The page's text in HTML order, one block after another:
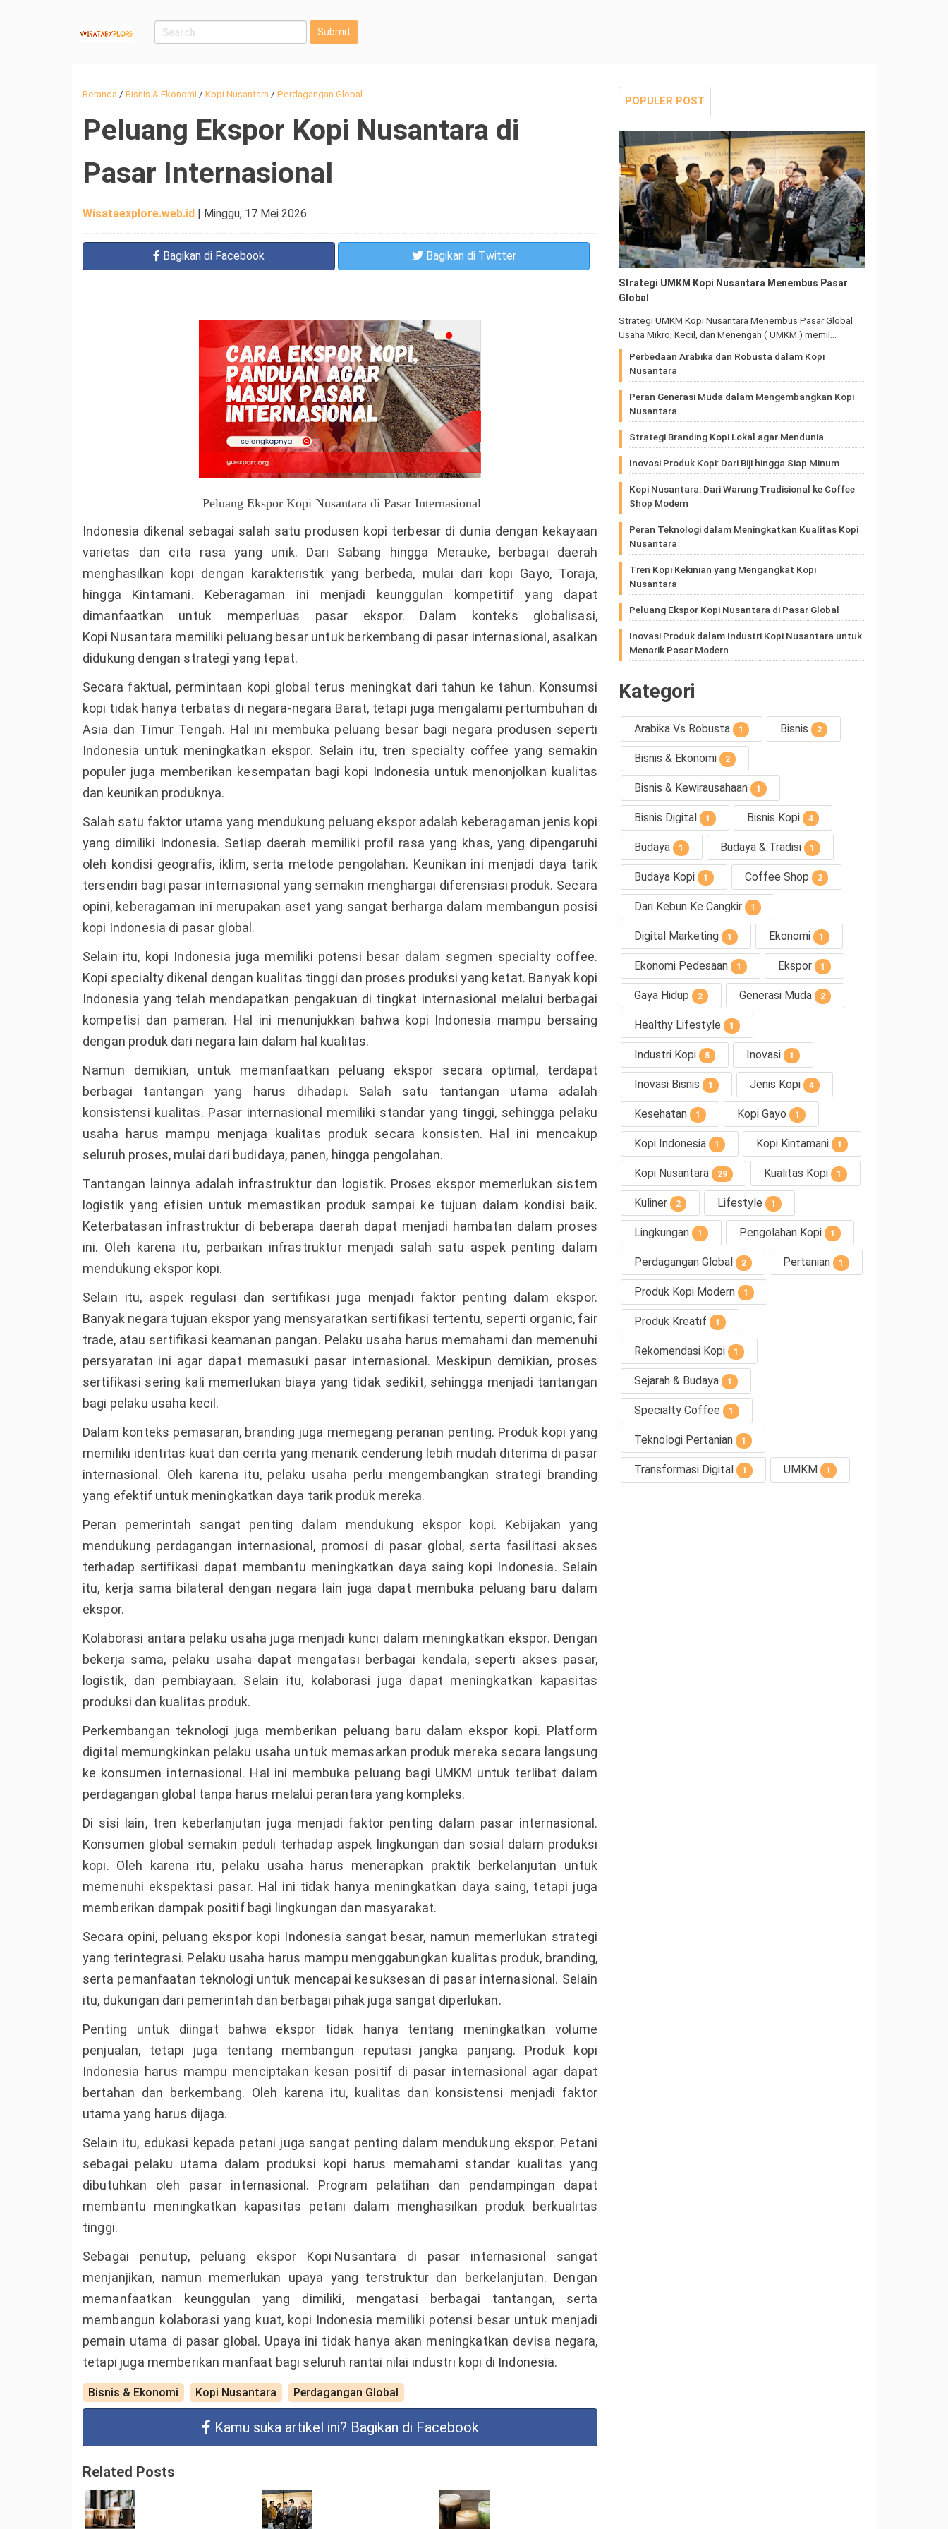
Submit
Beranda / Bisnis & Ekonomi / Kopi Nusantara / Perdagangan Global
Peluang Ekspor Kopi Nusantara di
Pasar Internasional
Wisataexplore.web.id | Minggu, 17 Mei 2026
Bagikan di Facebook Bagikan di Twitter
Peluang Ekspor Kopi Nusantara di Pasar Internasional
Indonesia dikenal sebagai salah satu produsen kopi terbesar di dunia dengan kekayaan
varietas dan cita rasa yang unik. Dari Sabang hingga Merauke, berbagai daerah
menghasilkan kopi dengan karakteristik yang berbeda, mulai dari kopi Gayo, Toraja,
hingga Kintamani. Keberagaman ini menjadi keunggulan kompetitif yang dapat
dimanfaatkan untuk memperluas pasar ekspor. Dalam konteks globalisasi,
Kopi Nusantara memiliki peluang besar untuk berkembang di pasar internasional, asalkan
didukung dengan strategi yang tepat.
Secara faktual, permintaan kopi global terus meningkat dari tahun ke tahun. Konsumsi
kopi tidak hanya terbatas di negara-negara Barat, tetapi juga mengalami pertumbuhan di
Asia dan Timur Tengah. Hal ini membuka peluang besar bagi negara produsen seperti
Indonesia untuk meningkatkan ekspor. Selain itu, tren specialty coffee yang semakin
populer juga memberikan kesempatan bagi kopi Indonesia untuk menonjolkan kualitas
dan keunikan produknya.
Salah satu faktor utama yang mendukung peluang ekspor adalah keberagaman jenis kopi
yang dimiliki Indonesia. Setiap daerah memiliki profil rasa yang khas, yang dipengaruhi
oleh kondisi geografis, iklim, serta metode pengolahan. Keunikan ini menjadi daya tarik
tersendiri bagi pasar internasional yang semakin menghargai diferensiasi produk. Secara
opini, keberagaman ini merupakan aset yang sangat berharga dalam membangun posisi
kopi Indonesia di pasar global.
Selain itu, kopi Indonesia juga memiliki potensi besar dalam segmen specialty coffee.
Kopi specialty dikenal dengan kualitas tinggi dan proses produksi yang ketat. Banyak kopi
Indonesia yang telah mendapatkan pengakuan di tingkat internasional melalui berbagai
kompetisi dan pameran. Hal ini menunjukkan bahwa kopi Indonesia mampu bersaing
dengan produk dari negara lain dalam hal kualitas.
Namun demikian, untuk memanfaatkan peluang ekspor secara optimal, terdapat
berbagai tantangan yang harus dihadapi. Salah satu tantangan utama adalah
konsistensi kualitas. Pasar internasional memiliki standar yang tinggi, sehingga pelaku
usaha harus mampu menjaga kualitas produk secara konsisten. Hal ini mencakup
seluruh proses, mulai dari budidaya, panen, hingga pengolahan.
Tantangan lainnya adalah infrastruktur dan logistik. Proses ekspor memerlukan sistem
logistik yang efisien untuk memastikan produk sampai ke tujuan dalam kondisi baik.
Keterbatasan infrastruktur di beberapa daerah dapat menjadi hambatan dalam proses
ini. Oleh karena itu, perbaikan infrastruktur menjadi salah satu aspek penting dalam
mendukung ekspor kopi.
Selain itu, aspek regulasi dan sertifikasi juga menjadi faktor penting dalam ekspor.
Banyak negara tujuan ekspor yang mensyaratkan sertifikasi tertentu, seperti organic, fair
trade, atau sertifikasi keamanan pangan. Pelaku usaha harus memahami dan memenuhi
persyaratan ini agar dapat memasuki pasar internasional. Meskipun demikian, proses
sertifikasi sering kali memerlukan biaya yang tidak sedikit, sehingga menjadi tantangan
bagi pelaku usaha kecil.
Dalam konteks pemasaran, branding juga memegang peranan penting. Produk kopi yang
memiliki identitas kuat dan cerita yang menarik cenderung lebih mudah diterima di pasar
internasional. Oleh karena itu, pelaku usaha perlu mengembangkan strategi branding
yang efektif untuk meningkatkan daya tarik produk mereka.
Peran pemerintah sangat penting dalam mendukung ekspor kopi. Kebijakan yang
mendukung perdagangan internasional, promosi di pasar global, serta fasilitasi akses
terhadap sertifikasi dapat membantu meningkatkan daya saing kopi Indonesia. Selain
itu, kerja sama bilateral dengan negara lain juga dapat membuka peluang baru dalam
ekspor.
Kolaborasi antara pelaku usaha juga menjadi kunci dalam meningkatkan ekspor. Dengan
bekerja sama, pelaku usaha dapat mengatasi berbagai kendala, seperti akses pasar,
logistik, dan pembiayaan. Selain itu, kolaborasi juga dapat meningkatkan kapasitas
produksi dan kualitas produk.
Perkembangan teknologi juga memberikan peluang baru dalam ekspor kopi. Platform
digital memungkinkan pelaku usaha untuk memasarkan produk mereka secara langsung
ke konsumen internasional. Hal ini membuka peluang bagi UMKM untuk terlibat dalam
perdagangan global tanpa harus melalui perantara yang kompleks.
Di sisi lain, tren keberlanjutan juga menjadi faktor penting dalam pasar internasional.
Konsumen global semakin peduli terhadap aspek lingkungan dan sosial dalam produksi
kopi. Oleh karena itu, pelaku usaha harus menerapkan praktik berkelanjutan untuk
memenuhi ekspektasi pasar. Hal ini tidak hanya meningkatkan daya saing, tetapi juga
memberikan dampak positif bagi lingkungan dan masyarakat.
Secara opini, peluang ekspor kopi Indonesia sangat besar, namun memerlukan strategi
yang terintegrasi. Pelaku usaha harus mampu menggabungkan kualitas produk, branding,
serta pemanfaatan teknologi untuk mencapai kesuksesan di pasar internasional. Selain
itu, dukungan dari pemerintah dan berbagai pihak juga sangat diperlukan.
Penting untuk diingat bahwa ekspor tidak hanya tentang meningkatkan volume
penjualan, tetapi juga tentang membangun reputasi jangka panjang. Produk kopi
Indonesia harus mampu menciptakan kesan positif di pasar internasional agar dapat
bertahan dan berkembang. Oleh karena itu, kualitas dan konsistensi menjadi faktor
utama yang harus dijaga.
Selain itu, edukasi kepada petani juga sangat penting dalam mendukung ekspor. Petani
sebagai pelaku utama dalam produksi kopi harus memahami standar kualitas yang
dibutuhkan oleh pasar internasional. Program pelatihan dan pendampingan dapat
membantu meningkatkan kapasitas petani dalam menghasilkan produk berkualitas
tinggi.
Sebagai penutup, peluang ekspor Kopi Nusantara di pasar internasional sangat
menjanjikan, namun memerlukan upaya yang terstruktur dan berkelanjutan. Dengan
memanfaatkan keunggulan yang dimiliki, mengatasi berbagai tantangan, serta
membangun kolaborasi yang kuat, kopi Indonesia memiliki potensi besar untuk menjadi
pemain utama di pasar global. Upaya ini tidak hanya akan meningkatkan devisa negara,
tetapi juga memberikan manfaat bagi seluruh rantai nilai industri kopi di Indonesia.
Bisnis & Ekonomi Kopi Nusantara Perdagangan Global
Kamu suka artikel ini? Bagikan di Facebook
Related Posts
POPULER POST
Strategi UMKM Kopi Nusantara Menembus Pasar
Global
Strategi UMKM Kopi Nusantara Menembus Pasar Global
Usaha Mikro, Kecil, dan Menengah ( UMKM ) memil…
Perbedaan Arabika dan Robusta dalam Kopi
Nusantara
Peran Generasi Muda dalam Mengembangkan Kopi
Nusantara
Strategi Branding Kopi Lokal agar Mendunia
Inovasi Produk Kopi: Dari Biji hingga Siap Minum
Kopi Nusantara: Dari Warung Tradisional ke Coffee
Shop Modern
Peran Teknologi dalam Meningkatkan Kualitas Kopi
Nusantara
Tren Kopi Kekinian yang Mengangkat Kopi
Nusantara
Peluang Ekspor Kopi Nusantara di Pasar Global
Inovasi Produk dalam Industri Kopi Nusantara untuk
Menarik Pasar Modern
Kategori
Arabika Vs Robusta 1 Bisnis 2
Bisnis & Ekonomi 2
Bisnis & Kewirausahaan 1
Bisnis Digital 1 Bisnis Kopi 4
Budaya 1 Budaya & Tradisi 1
Budaya Kopi 1 Coffee Shop 2
Dari Kebun Ke Cangkir 1
Digital Marketing 1 Ekonomi 1
Ekonomi Pedesaan 1 Ekspor 1
Gaya Hidup 2 Generasi Muda 2
Healthy Lifestyle 1
Industri Kopi 5 Inovasi 1
Inovasi Bisnis 1 Jenis Kopi 4
Kesehatan 1 Kopi Gayo 1
Kopi Indonesia 1 Kopi Kintamani 1
Kopi Nusantara 29 Kualitas Kopi 1
Kuliner 2 Lifestyle 1
Lingkungan 1 Pengolahan Kopi 1
Perdagangan Global 2 Pertanian 1
Produk Kopi Modern 1
Produk Kreatif 1
Rekomendasi Kopi 1
Sejarah & Budaya 1
Specialty Coffee 1
Teknologi Pertanian 1
Transformasi Digital 1 UMKM 1